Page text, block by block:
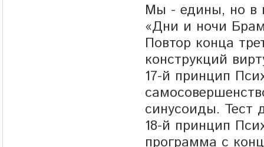
Мы - едины, но в
«Дни и ночи
Повтор конца
конструкций
17-й принцип
синусоиды. Тест
18-й принцип
программа с